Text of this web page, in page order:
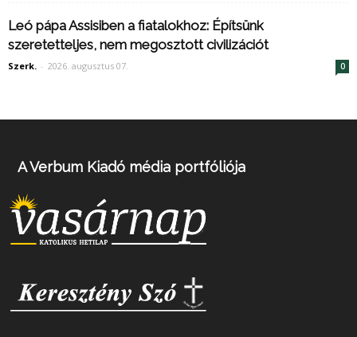
Leó pápa Assisiben a fiatalokhoz: Építsünk
szeretetteljes, nem megosztott civilizációt
Szerk. - 2026. augusztus 07. 0
A Verbum Kiadó média portfóliója